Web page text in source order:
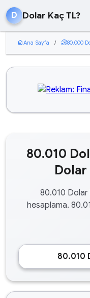
D Dolar Kaç TL?
homeAna Sayfa / currency_exchange80.000
80.010
Dolar
80.010 Dolar
hesaplama.
80.010